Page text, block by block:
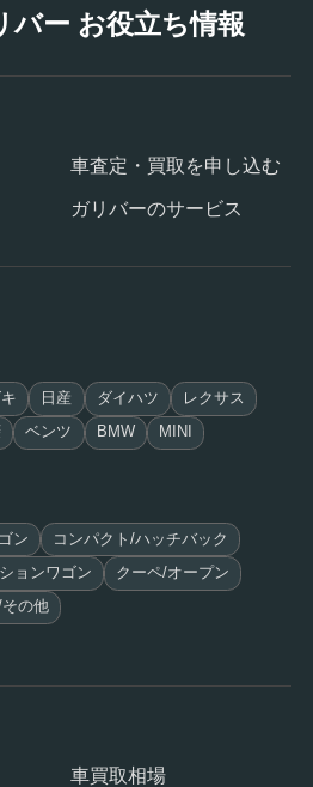
バー お役立ち情報
車査定・買取を申し込む
ガリバーのサービス
日産 ダイハツ レクサス
ベンツ BMW MINI
ン コンパクト/ハッチバック
ョンワゴン クーペ/オープン
の他
車買取相場